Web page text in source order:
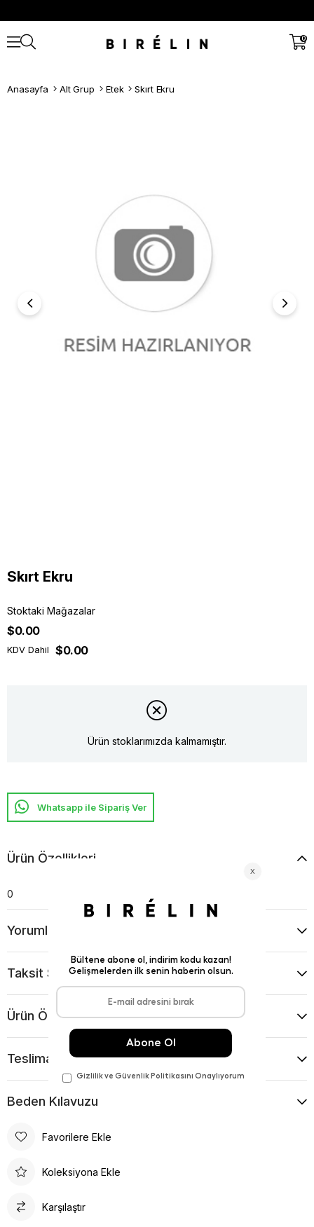
0
Anasayfa Alt Grup Etek Skırt Ekru
Skırt Ekru
Stoktaki Mağazalar
$0.00
KDV Dahil $0.00
Ürün stoklarımızda kalmamıştır.
Whatsapp ile Sipariş Ver
Ürün Özellikleri
0
Yorumlar
Taksit Seçenekleri
Ürün Önerileri
Teslimat Ve İade Koşulları
Beden Kılavuzu
Favorilere Ekle
Koleksiyona Ekle
Karşılaştır